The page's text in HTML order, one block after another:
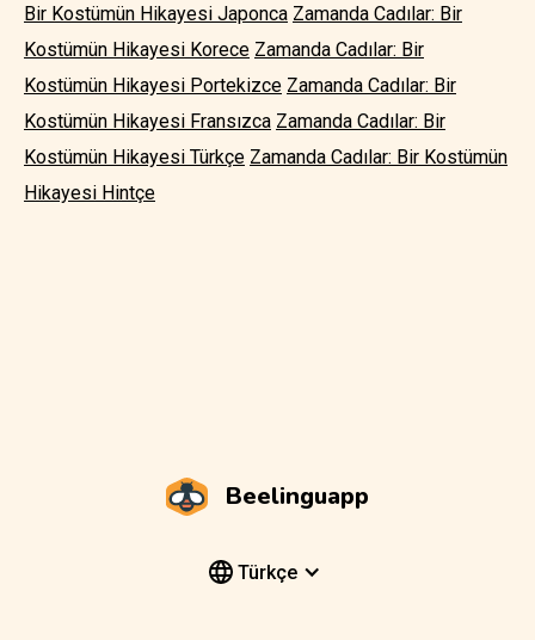
Bir Kostümün Hikayesi Japonca Zamanda Cadılar: Bir
Kostümün Hikayesi Korece Zamanda Cadılar: Bir
Kostümün Hikayesi Portekizce Zamanda Cadılar: Bir
Kostümün Hikayesi Fransızca Zamanda Cadılar: Bir
Kostümün Hikayesi Türkçe Zamanda Cadılar: Bir Kostümün
Hikayesi Hintçe
Beelinguapp
Türkçe